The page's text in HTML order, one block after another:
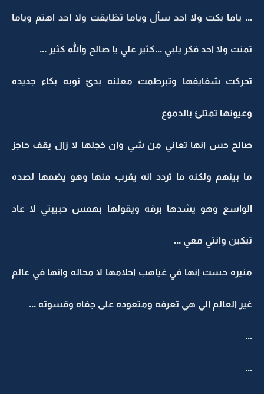
... ياما بكت ولا احد سأل وياما تظايقت ولا احد اهتم وياما
تمنت ولا احد فكر يلبي ...كثير علي يا صالح والله كثير ...
تحركت شفايفها وتبرطمت معلنه بدئ نوبه بكاء جديده
وعيونها تمتلئ بالدموع
صالح حس انها تعاني من شي وان خجلها لا زال يقف حاجز
ما بينهم ولكنه ما تردد انه يقرب منها وهو يضمها لصده
الواسع وهو يشدها برقه ويقولها بهمس حبيبتي لا عاد
تبكين وانتي معي ...
منيره حست انها في غياهب احلامها لا محاله وانها في عالم
غير العالم الي هي تعرفه ومتعوده على جفاه وقسوته ...
...
...